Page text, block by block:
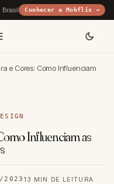
Brasil Conhecer a Mobflix →
e Cores: Como Influenciam
Influenciam as
13 MIN DE LEITURA